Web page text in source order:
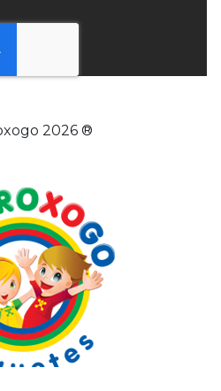
2026 ®